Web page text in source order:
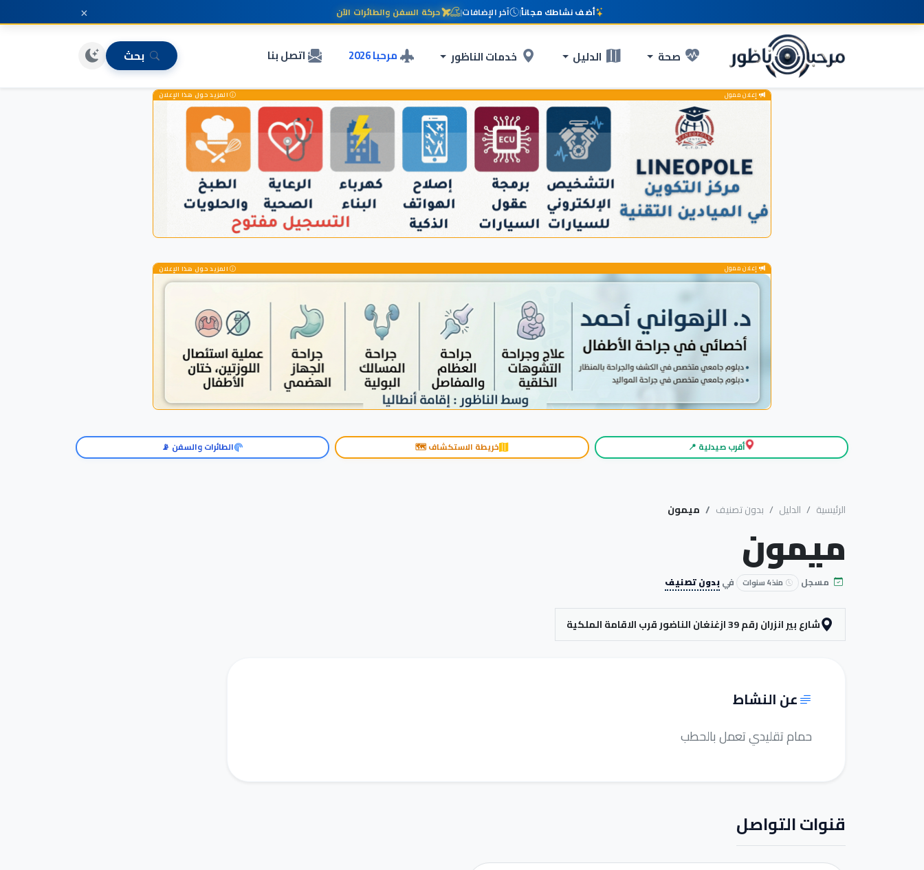
أضف نشاطك مجاناً| آخر الإضافات| حركة السفن والطائرات الآن ×
صحة الدليل خدمات الناظور مرحبا 2026 اتصل بنا بحث
إعلان ممول المزيد حول هذا الإعلان
إعلان ممول المزيد حول هذا الإعلان
أقرب صيدلية 📍 خريطة الاستكشاف 🗺️ الطائرات والسفن 📡
الرئيسية الدليل بدون تصنيف ميمون
ميمون
مسجل منذ 4 سنوات فيبدون تصنيف
شارع بير انزران رقم 39 ازغنغان الناضور قرب الاقامة الملكية
عن النشاط
حمام تقليدي تعمل بالحطب
قنوات التواصل